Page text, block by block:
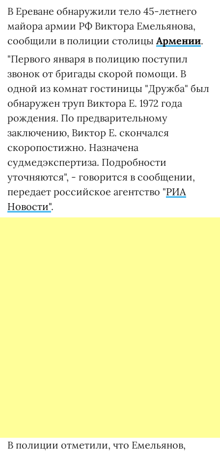
В Ереване обнаружили тело 45-летнего
майора армии РФ Виктора Емельянова,
сообщили в полиции столицы Армении.
"Первого января в полицию поступил
звонок от бригады скорой помощи. В
одной из комнат гостиницы "Дружба" был
обнаружен труп Виктора Е. 1972 года
рождения. По предварительному
заключению, Виктор Е. скончался
скоропостижно. Назначена
судмедэкспертиза. Подробности
уточняются", - говорится в сообщении,
передает российское агентство "РИА
Новости".
В полиции отметили, что Емельянов,